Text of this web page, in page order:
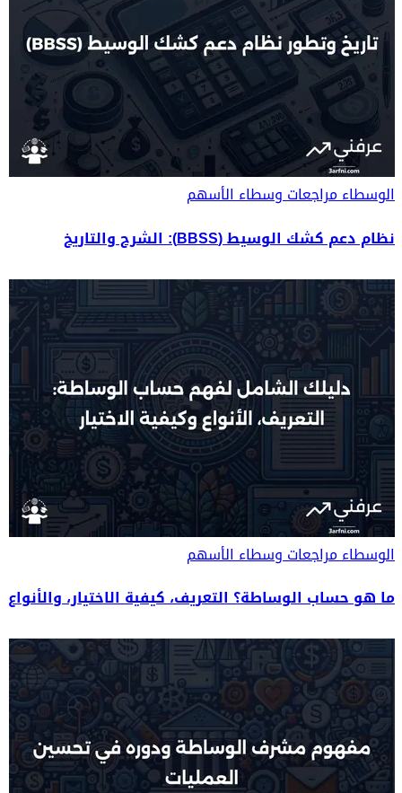
الوسطاءمراجعات وسطاء الأسهم
نظام دعم كشك الوسيط (BBSS): الشرح والتاريخ
الوسطاءمراجعات وسطاء الأسهم
ما هو حساب الوساطة؟ التعريف، كيفية الاختيار، والأنواع